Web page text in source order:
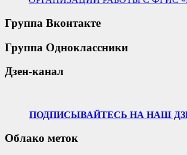
Группа Вконтакте
Группа Одноклассники
Дзен-канал
ПОДПИСЫВАЙТЕСЬ НА НАШ
Облако меток